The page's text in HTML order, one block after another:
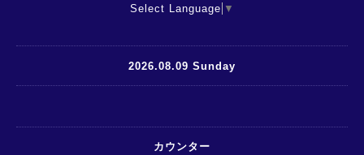
Select Language ▼
2026.08.09 Sunday
カウンター